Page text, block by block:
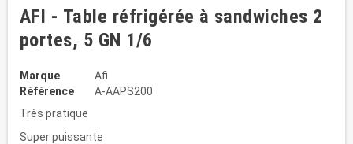
AFI - Table réfrigérée à sandwiches 2
portes, 5 GN 1/6
Marque
Afi
Référence
A-AAPS200
Très pratique
Super puissante